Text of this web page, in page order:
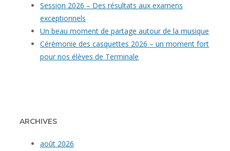
Session 2026 – Des résultats aux examens
exceptionnels
Un beau moment de partage autour de la musique
Cérémonie des casquettes 2026 – un moment fort
pour nos élèves de Terminale
ARCHIVES
août 2026